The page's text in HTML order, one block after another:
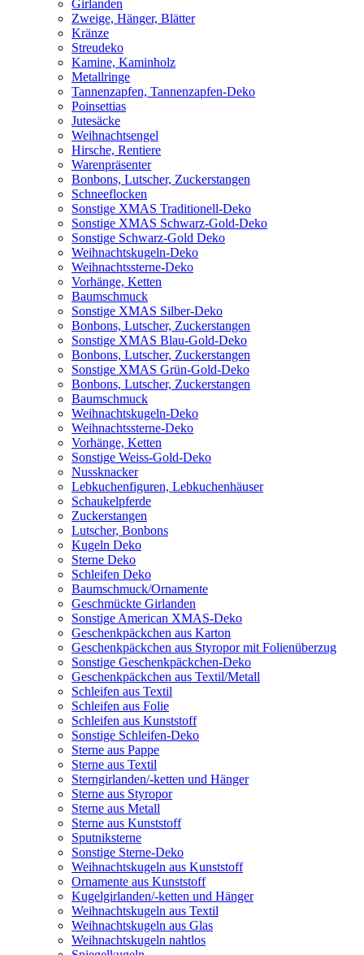
Girlanden
Zweige, Hänger, Blätter
Kränze
Streudeko
Kamine, Kaminholz
Metallringe
Tannenzapfen, Tannenzapfen-Deko
Poinsettias
Jutesäcke
Weihnachtsengel
Hirsche, Rentiere
Warenpräsenter
Bonbons, Lutscher, Zuckerstangen
Schneeflocken
Sonstige XMAS Traditionell-Deko
Sonstige XMAS Schwarz-Gold-Deko
Sonstige Schwarz-Gold Deko
Weihnachtskugeln-Deko
Weihnachtssterne-Deko
Vorhänge, Ketten
Baumschmuck
Sonstige XMAS Silber-Deko
Bonbons, Lutscher, Zuckerstangen
Sonstige XMAS Blau-Gold-Deko
Bonbons, Lutscher, Zuckerstangen
Sonstige XMAS Grün-Gold-Deko
Bonbons, Lutscher, Zuckerstangen
Baumschmuck
Weihnachtskugeln-Deko
Weihnachtssterne-Deko
Vorhänge, Ketten
Sonstige Weiss-Gold-Deko
Nussknacker
Lebkuchenfiguren, Lebkuchenhäuser
Schaukelpferde
Zuckerstangen
Lutscher, Bonbons
Kugeln Deko
Sterne Deko
Schleifen Deko
Baumschmuck/Ornamente
Geschmückte Girlanden
Sonstige American XMAS-Deko
Geschenkpäckchen aus Karton
Geschenkpäckchen aus Styropor mit Folienüberzug
Sonstige Geschenkpäckchen-Deko
Geschenkpäckchen aus Textil/Metall
Schleifen aus Textil
Schleifen aus Folie
Schleifen aus Kunststoff
Sonstige Schleifen-Deko
Sterne aus Pappe
Sterne aus Textil
Sterngirlanden/-ketten und Hänger
Sterne aus Styropor
Sterne aus Metall
Sterne aus Kunststoff
Sputniksterne
Sonstige Sterne-Deko
Weihnachtskugeln aus Kunststoff
Ornamente aus Kunststoff
Kugelgirlanden/-ketten und Hänger
Weihnachtskugeln aus Textil
Weihnachtskugeln aus Glas
Weihnachtskugeln nahtlos